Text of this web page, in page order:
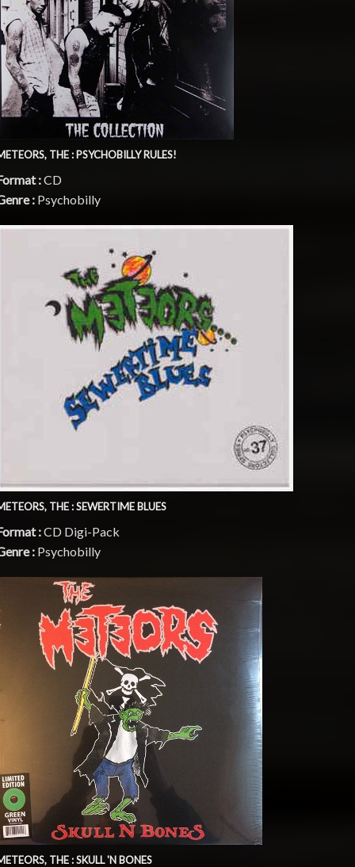
THE : PSYCHOBILLY RULES!
:CD
: Psychobilly
THE : SEWERTIME BLUES
:CD Digi-Pack
: Psychobilly
THE : SKULL 'N BONES